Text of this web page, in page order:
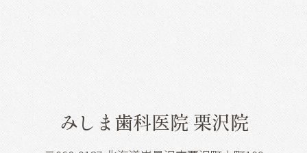
みしま歯科医院 栗沢院